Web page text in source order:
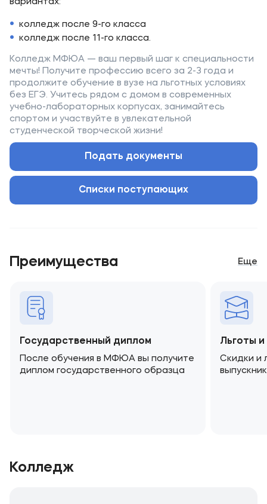
вариантах:
колледж после 9-го класса
колледж после 11-го класса.
Колледж МФЮА — ваш первый шаг к специальности
мечты! Получите профессию всего за 2-3 года и
продолжите обучение в вузе на льготных условиях
без ЕГЭ. Учитесь рядом с домом в современных
учебно-лабораторных корпусах, занимайтесь
спортом и участвуйте в увлекательной
студенческой творческой жизни!
Подать документы
Списки поступающих
Преимущества Еще
Государственный диплом
После обучения в МФЮА вы получите
диплом государственного образца
Льготы
Скидки и
Колледж